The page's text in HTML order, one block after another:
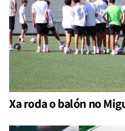
Xa roda o balón no